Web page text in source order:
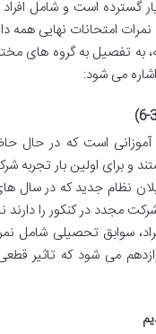
گسترده است و شامل
امتحانات نهایی همه
به تفصیل به گروه های
می شود:
است که در حال
برای اولین بار تجربه
نظام جدید که در سال
مجدد در کنکور را دارند
سوابق تحصیلی شامل
می شود که تاثیر